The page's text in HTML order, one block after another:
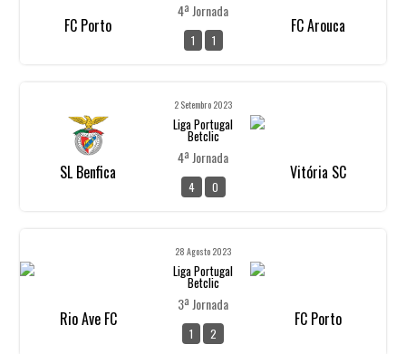
FC Porto
4ª Jornada
1 1
FC Arouca
SL Benfica
2 Setembro 2023
Liga Portugal
Betclic
4ª Jornada
4 0
Vitória SC
Rio Ave FC
28 Agosto 2023
Liga Portugal
Betclic
3ª Jornada
1 2
FC Porto